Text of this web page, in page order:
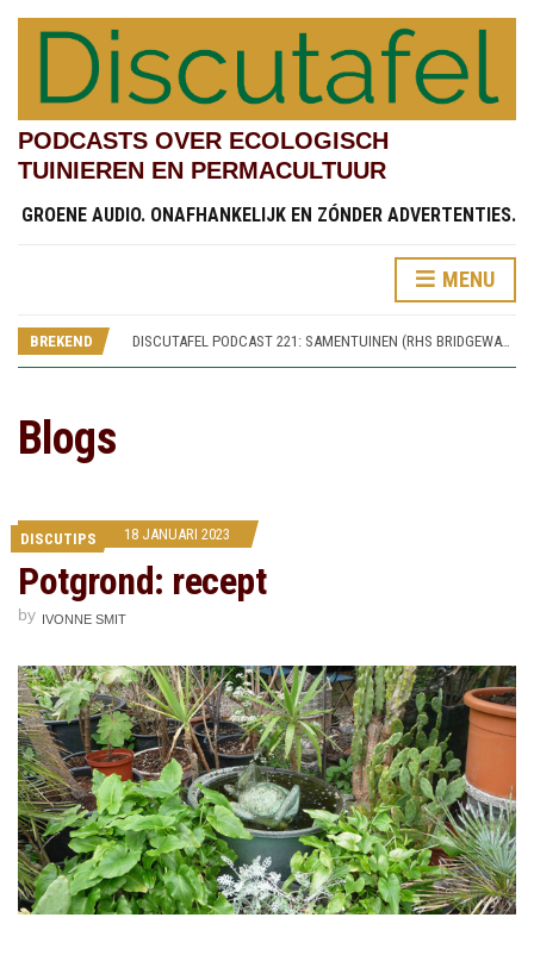
PODCASTS OVER ECOLOGISCH
TUINIEREN EN PERMACULTUUR
GROENE AUDIO. ONAFHANKELIJK EN ZÓNDER ADVERTENTIES.
MENU
BREKEND
DISCUTAFEL PODCAST 220: SPOREN VAN WORSLEY NEW HALL (RHS BRIDGEWATER 5)
DISCUTAFEL PODCAST 219: TESTVELDEN EN CHINESE STREAMSIDE GARDEN (RHS BRIDGEWATER 4)
Blogs
DISCUTIPS 18 JANUARI 2023
Potgrond: recept
by IVONNE SMIT